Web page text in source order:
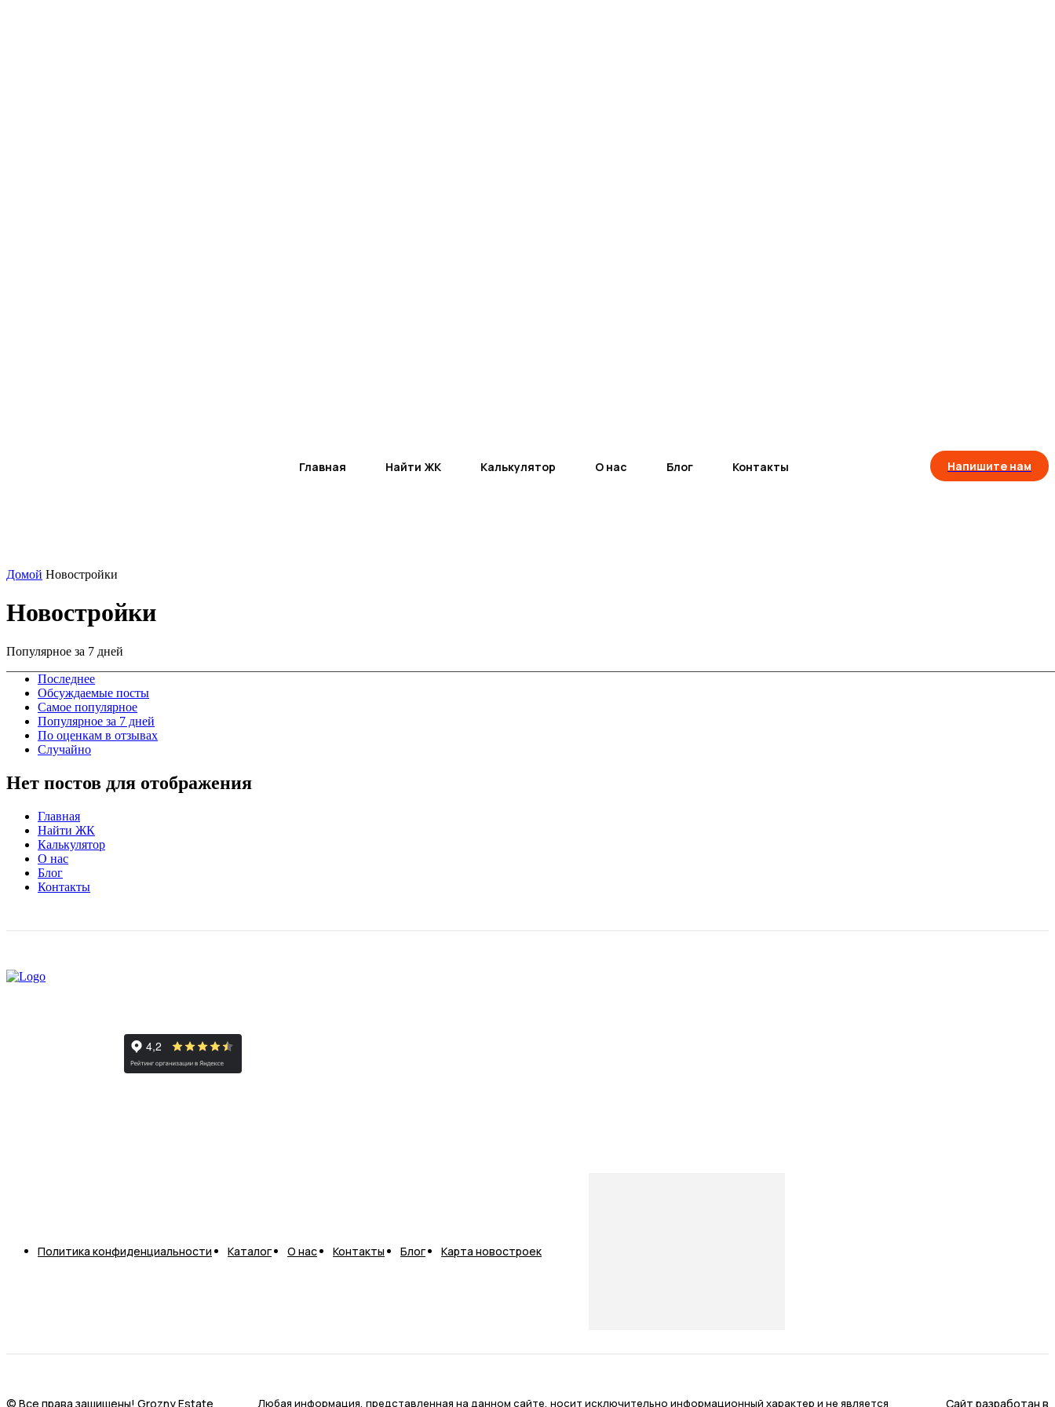
Главная Найти ЖК Калькулятор О нас Блог Контакты Напишите нам
Домой Новостройки
Новостройки
Популярное за 7 дней
Последнее
Обсуждаемые посты
Самое популярное
Популярное за 7 дней
По оценкам в отзывах
Случайно
Нет постов для отображения
Главная
Найти ЖК
Калькулятор
О нас
Блог
Контакты
Политика конфиденциальности Каталог О нас Контакты Блог Карта новостроек
© Все права защищены! Grozny Estate Любая информация, представленная на данном сайте, носит исключительно информационный характер и не является Сайт разработан в